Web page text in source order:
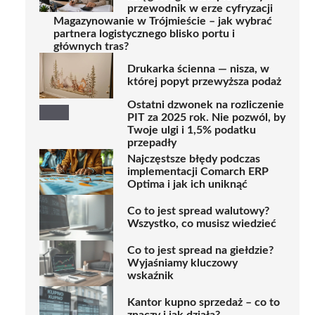
przewodnik w erze cyfryzacji
Magazynowanie w Trójmieście – jak wybrać
partnera logistycznego blisko portu i
głównych tras?
Drukarka ścienna — nisza, w
której popyt przewyższa podaż
Ostatni dzwonek na rozliczenie
PIT za 2025 rok. Nie pozwól, by
Twoje ulgi i 1,5% podatku
przepadły
Najczęstsze błędy podczas
implementacji Comarch ERP
Optima i jak ich uniknąć
Co to jest spread walutowy?
Wszystko, co musisz wiedzieć
Co to jest spread na giełdzie?
Wyjaśniamy kluczowy
wskaźnik
Kantor kupno sprzedaż – co to